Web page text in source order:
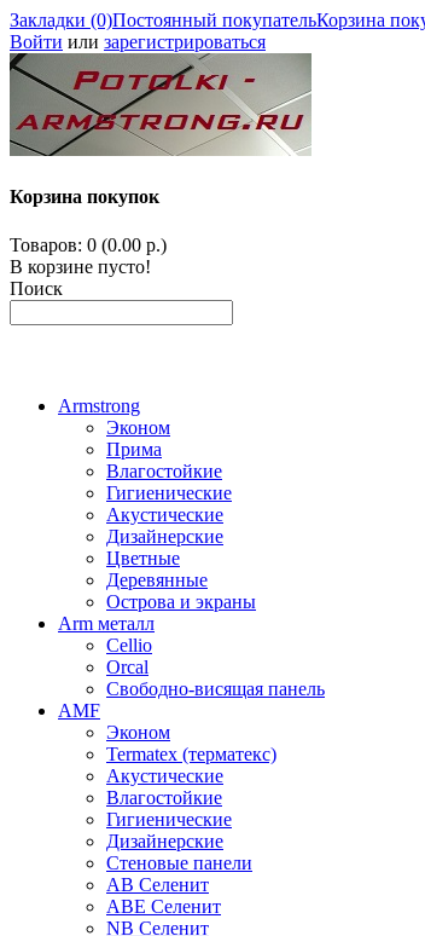
Закладки (0)Постоянный покупательКорзина
Войти или зарегистрироваться
Корзина покупок
Товаров: 0 (0.00 р.)
В корзине пусто!
Поиск
Armstrong
Эконом
Прима
Влагостойкие
Гигиенические
Акустические
Дизайнерские
Цветные
Деревянные
Острова и экраны
Arm металл
Cellio
Orcal
Свободно-висящая панель
AMF
Эконом
Termatex (терматекс)
Акустические
Влагостойкие
Гигиенические
Дизайнерские
Стеновые панели
AB Селенит
ABE Селенит
NB Селенит